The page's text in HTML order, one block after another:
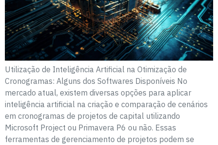
Utilização de Inteligência Artificial na Otimização de
Cronogramas: Alguns dos Softwares Disponíveis No
mercado atual, existem diversas opções para aplicar
inteligência artificial na criação e comparação de cenários
em cronogramas de projetos de capital utilizando
Microsoft Project ou Primavera P6 ou não. Essas
ferramentas de gerenciamento de projetos podem se